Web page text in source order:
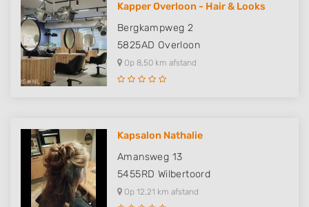
Kapper Overloon - Hair & Looks
Bergkampweg 2
5825AD Overloon
Op 8,50 km afstand
Kapsalon Nathalie
Amansweg 13
5455RD Wilbertoord
Op 12,21 km afstand